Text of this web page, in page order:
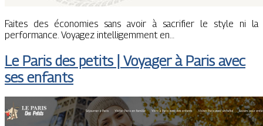
Faites des économies sans avoir à sacrifier le style ni la
performance. Voyagez intelligemment en…
Le Paris des petits | Voyager à Paris avec
ses enfants